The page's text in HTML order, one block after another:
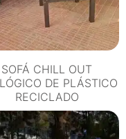
SOFÁ CHILL OUT
DE PLÁSTICO
RECICLADO